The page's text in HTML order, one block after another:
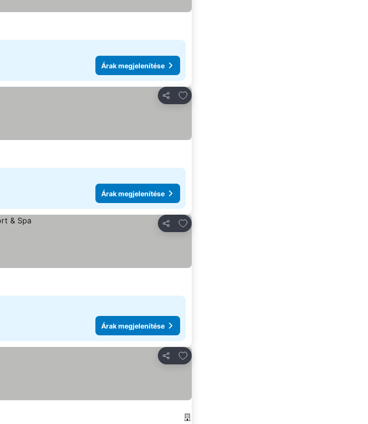
Árak megjelenítése
Megosztás
Hozzáadás a kedvencekhez
Árak megjelenítése
Megosztás
Hozzáadás a kedvencekhez
Árak megjelenítése
Megosztás
Hozzáadás a kedvencekhez